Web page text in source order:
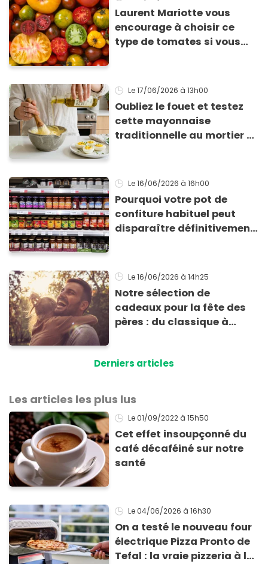
Laurent Mariotte vous
encourage à choisir ce
type de tomates si vous
Le 17/06/2026 à 13h00
Oubliez le fouet et testez
cette mayonnaise
traditionnelle au mortier à
Le 16/06/2026 à 16h00
Pourquoi votre pot de
confiture habituel peut
disparaître définitivement
Le 16/06/2026 à 14h25
Notre sélection de
cadeaux pour la fête des
pères : du classique à
Derniers articles
Les articles les plus lus
Le 01/09/2022 à 15h50
Cet effet insoupçonné du
café décaféiné sur notre
santé
Le 04/06/2026 à 16h30
On a testé le nouveau four
électrique Pizza Pronto de
Tefal : la vraie pizzeria à la